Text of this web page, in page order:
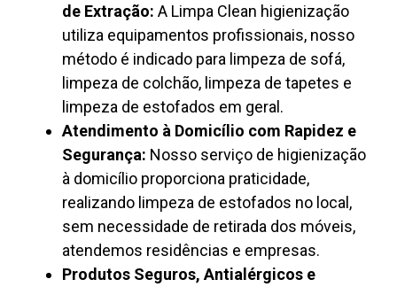
de Extração: A Limpa Clean higienização
utiliza equipamentos profissionais, nosso
método é indicado para limpeza de sofá,
limpeza de colchão, limpeza de tapetes e
limpeza de estofados em geral.
Atendimento à Domicílio com Rapidez e
Segurança: Nosso serviço de higienização
à domicílio proporciona praticidade,
realizando limpeza de estofados no local,
sem necessidade de retirada dos móveis,
atendemos residências e empresas.
Produtos Seguros, Antialérgicos e